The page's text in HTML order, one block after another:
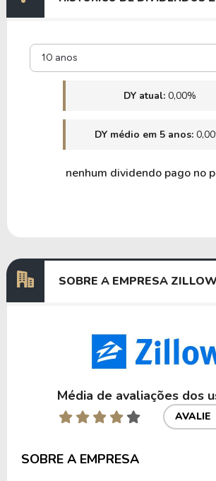
10 anos
DY atual: 0,00%
DY médio em 5 anos:
nenhum dividendo pago no
SOBRE A EMPRESA
Média de avaliações dos
AVALIE
SOBRE A EMPRESA